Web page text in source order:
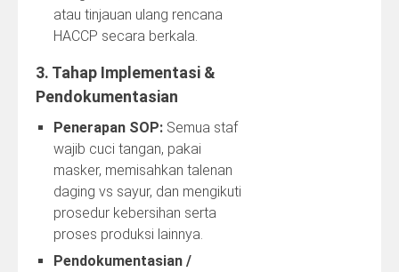
atau tinjauan ulang rencana
HACCP secara berkala.
3. Tahap Implementasi &
Pendokumentasian
Penerapan SOP: Semua staf
wajib cuci tangan, pakai
masker, memisahkan talenan
daging vs sayur, dan mengikuti
prosedur kebersihan serta
proses produksi lainnya.
Pendokumentasian /